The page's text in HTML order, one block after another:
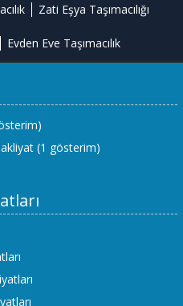
Zati Eşya Taşımacılığı
Evden Eve Taşımacılık
(1 gösterim)